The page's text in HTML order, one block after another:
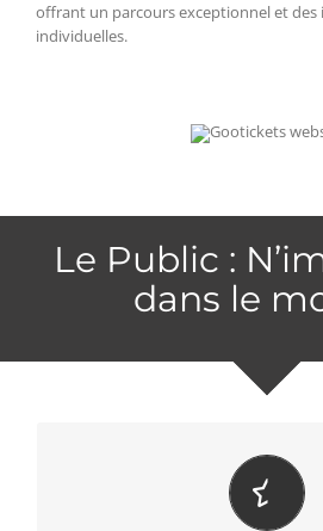
offrant un parcours exceptionnel et des
individuelles.
Le Public :
dans le
PERTINENCE
Committed to deliver relevant